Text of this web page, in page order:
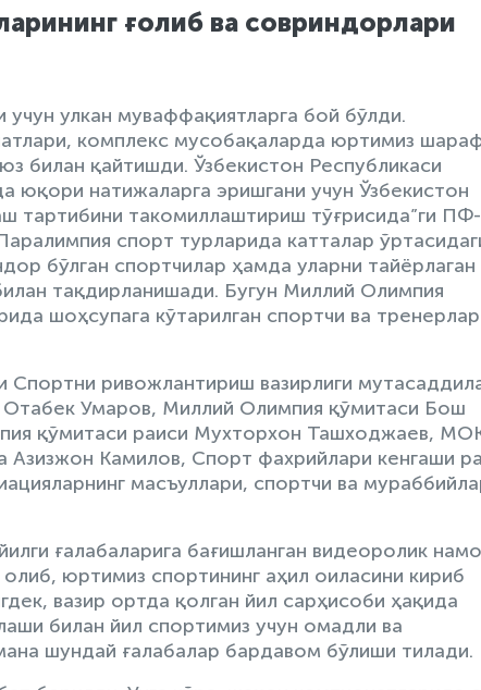
ғолиб ва совриндорлари
учун улкан муваффақиятларга бой бўлди.
комплекс мусобақаларда юртимиз
билан қайтишди. Ўзбекистон Республикаси
юқори натижаларга эришгани учун Ўзбекистон
тартибини такомиллаштириш тўғрисида”ги
спорт турларида катталар
бўлган спортчилар ҳамда уларни тайёрлаган
тақдирланишади. Бугун Миллий Олимпия
шоҳсупага кўтарилган спортчи ва
ривожлантириш вазирлиги
Умаров, Миллий Олимпия қўмитаси Бош
қўмитаси раиси Мухторхон Ташходжаев,
Камилов, Спорт фахрийлари кенгаши
масъуллари, спортчи ва
ғалабаларига бағишланган видеоролик
юртимиз спортининг аҳил оиласини кириб
вазир ортда қолган йил сарҳисоби ҳақида
билан йил спортимиз учун омадли ва
шундай ғалабалар бардавом бўлиши тилади.